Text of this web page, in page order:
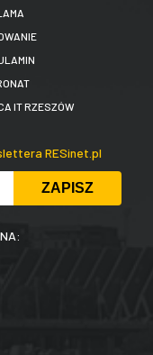
IT RZESZÓW
RESinet.pl